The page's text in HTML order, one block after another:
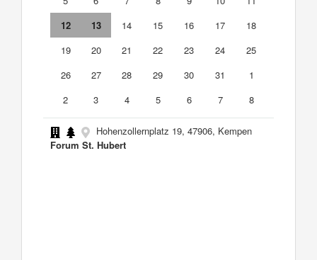
12
13 14 15 16 17
18
19
20 21 22 23 24
25
26
27 28 29 30 31
1
2
3 4 5 6 7 8
Hohenzollernplatz 19, 47906, Kempen
Forum St. Hubert